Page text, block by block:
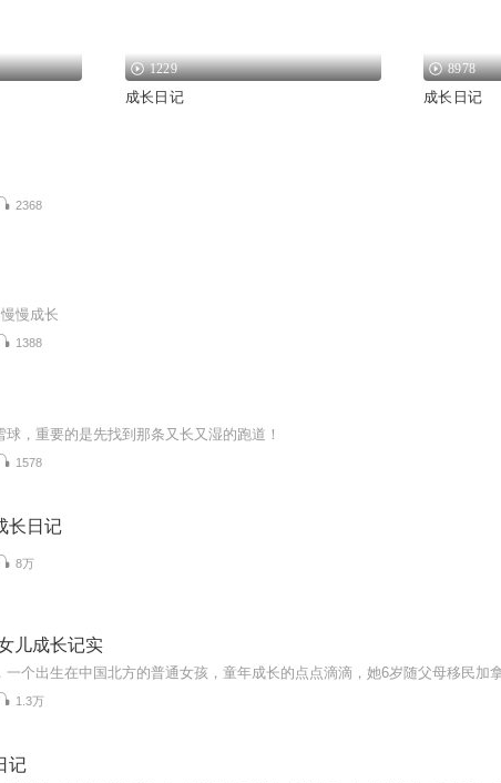
1229
成长日记
8978
成长日记
2368
慢成长
1388
球，重要的是先找到那条又长又湿的跑道！
1578
长日记
8万
儿成长记实
1.3万
记